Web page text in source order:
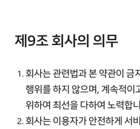
제9조 회사의 의무
회사는 관련법과 본 약관이 금
행위를 하지 않으며, 계속적이
위하여 최선을 다하여 노력합
회사는 이용자가 안전하게 서